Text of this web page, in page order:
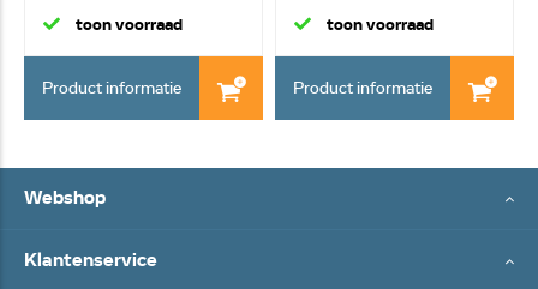
...
toon voorraad
Product informatie
rec...
toon voorraad
Product informatie
Webshop
Klantenservice